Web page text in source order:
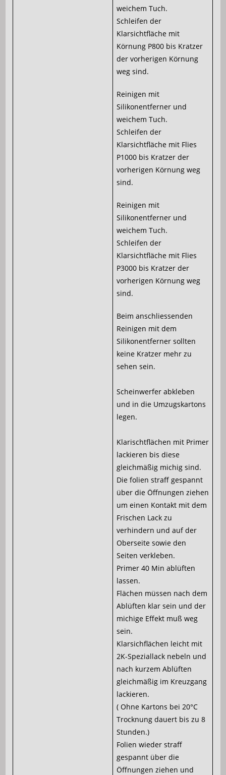
weichem Tuch.
Schleifen der
Klarsichtfläche mit
Körnung P800 bis Kratzer
der vorherigen Körnung
weg sind.
Reinigen mit
Silikonentferner und
weichem Tuch.
Schleifen der
Klarsichtfläche mit Flies
P1000 bis Kratzer der
vorherigen Körnung weg
sind.
Reinigen mit
Silikonentferner und
weichem Tuch.
Schleifen der
Klarsichtfläche mit Flies
P3000 bis Kratzer der
vorherigen Körnung weg
sind.
Beim anschliessenden
Reinigen mit dem
Silikonentferner sollten
keine Kratzer mehr zu
sehen sein.
Scheinwerfer abkleben
und in die Umzugskartons
legen.
Klarischtflächen mit Primer
lackieren bis diese
gleichmäßig michig sind.
Die folien straff gespannt
über die Öffnungen ziehen
um einen Kontakt mit dem
Frischen Lack zu
verhindern und auf der
Oberseite sowie den
Seiten verkleben.
Primer 40 Min ablüften
lassen.
Flächen müssen nach dem
Ablüften klar sein und der
michige Effekt muß weg
sein.
Klarsichflächen leicht mit
2K-Speziallack nebeln und
nach kurzem Ablüften
gleichmäßig im Kreuzgang
lackieren.
( Ohne Kartons bei 20°C
Trocknung dauert bis zu 8
Stunden.)
Folien wieder straff
gespannt über die
Öffnungen ziehen und